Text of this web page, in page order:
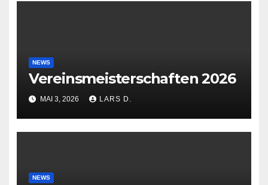
NEWS
Vereinsmeisterschaften 2026
MAI 3, 2026 LARS D.
NEWS